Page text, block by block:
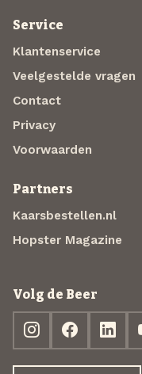
Service
Klantenservice
Veelgestelde vragen
Contact
Privacy
Voorwaarden
Partners
Kaarsbestellen.nl
Hopster Magazine
Volg de Beer